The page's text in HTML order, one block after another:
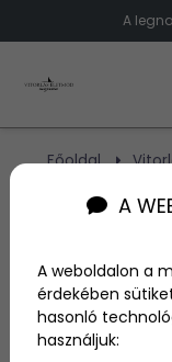
A
Főoldal
Szerző: admin
2016. április 3.
A
A weboldalon a
érdekében
hasonló
használjuk: